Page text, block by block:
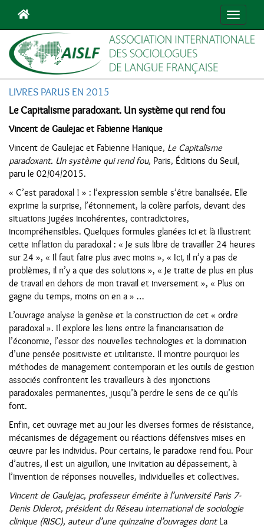
LIVRES PARUS EN 2015
Le Capitalisme paradoxant. Un système qui rend fou
Vincent de Gaulejac et Fabienne Hanique
Vincent de Gaulejac et Fabienne Hanique, Le Capitalisme
paradoxant. Un système qui rend fou, Paris, Éditions du Seuil,
paru le 02/04/2015.
« C’est paradoxal ! » : l’expression semble s’être banalisée. Elle
exprime la surprise, l’étonnement, la colère parfois, devant des
situations jugées incohérentes, contradictoires,
incompréhensibles. Quelques formules glanées ici et là illustrent
cette inflation du paradoxal : « Je suis libre de travailler 24 heures
sur 24 », « Il faut faire plus avec moins », « Ici, il n’y a pas de
problèmes, il n’y a que des solutions », « Je traite de plus en plus
de travail en dehors de mon travail et inversement », « Plus on
gagne du temps, moins on en a » …
L’ouvrage analyse la genèse et la construction de cet « ordre
paradoxal ». Il explore les liens entre la financiarisation de
l’économie, l’essor des nouvelles technologies et la domination
d’une pensée positiviste et utilitariste. Il montre pourquoi les
méthodes de management contemporain et les outils de gestion
associés confrontent les travailleurs à des injonctions
paradoxales permanentes, jusqu’à perdre le sens de ce qu’ils
font.
Enfin, cet ouvrage met au jour les diverses formes de résistance,
mécanismes de dégagement ou réactions défensives mises en
œuvre par les individus. Pour certains, le paradoxe rend fou. Pour
d’autres, il est un aiguillon, une invitation au dépassement, à
l’invention de réponses nouvelles, individuelles et collectives.
Vincent de Gaulejac, professeur émérite à l’université Paris 7-
Denis Diderot, président du Réseau international de sociologie
clinique (RISC), auteur d’une quinzaine d’ouvrages dont La